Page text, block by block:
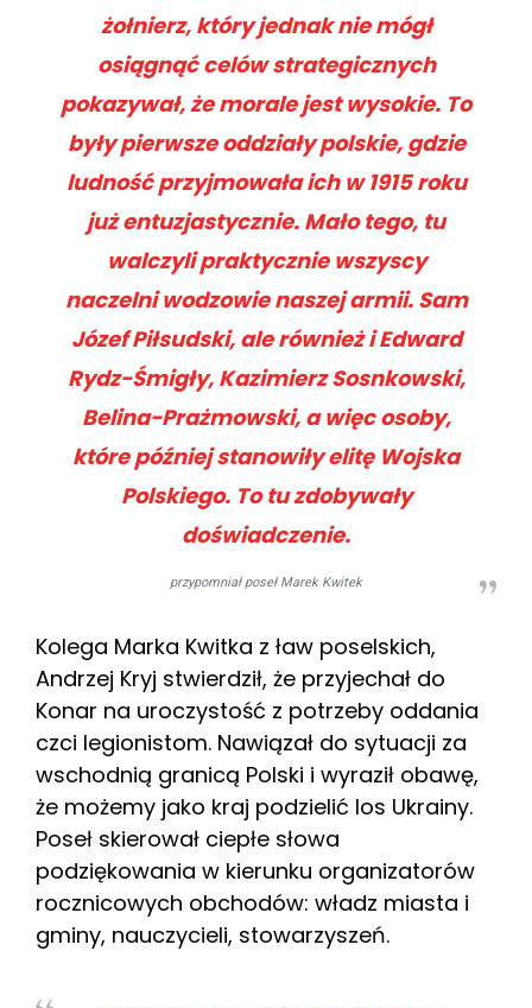
żołnierz, który jednak nie mógł
osiągnąć celów strategicznych
pokazywał, że morale jest wysokie. To
były pierwsze oddziały polskie, gdzie
ludność przyjmowała ich w 1915 roku
już entuzjastycznie. Mało tego, tu
walczyli praktycznie wszyscy
naczelni wodzowie naszej armii. Sam
Józef Piłsudski, ale również i Edward
Rydz-Śmigły, Kazimierz Sosnkowski,
Belina-Prażmowski, a więc osoby,
które później stanowiły elitę Wojska
Polskiego. To tu zdobywały
doświadczenie.
przypomniał poseł Marek Kwitek
Kolega Marka Kwitka z ław poselskich,
Andrzej Kryj stwierdził, że przyjechał do
Konar na uroczystość z potrzeby oddania
czci legionistom. Nawiązał do sytuacji za
wschodnią granicą Polski i wyraził obawę,
że możemy jako kraj podzielić los Ukrainy.
Poseł skierował ciepłe słowa
podziękowania w kierunku organizatorów
rocznicowych obchodów: władz miasta i
gminy, nauczycieli, stowarzyszeń.